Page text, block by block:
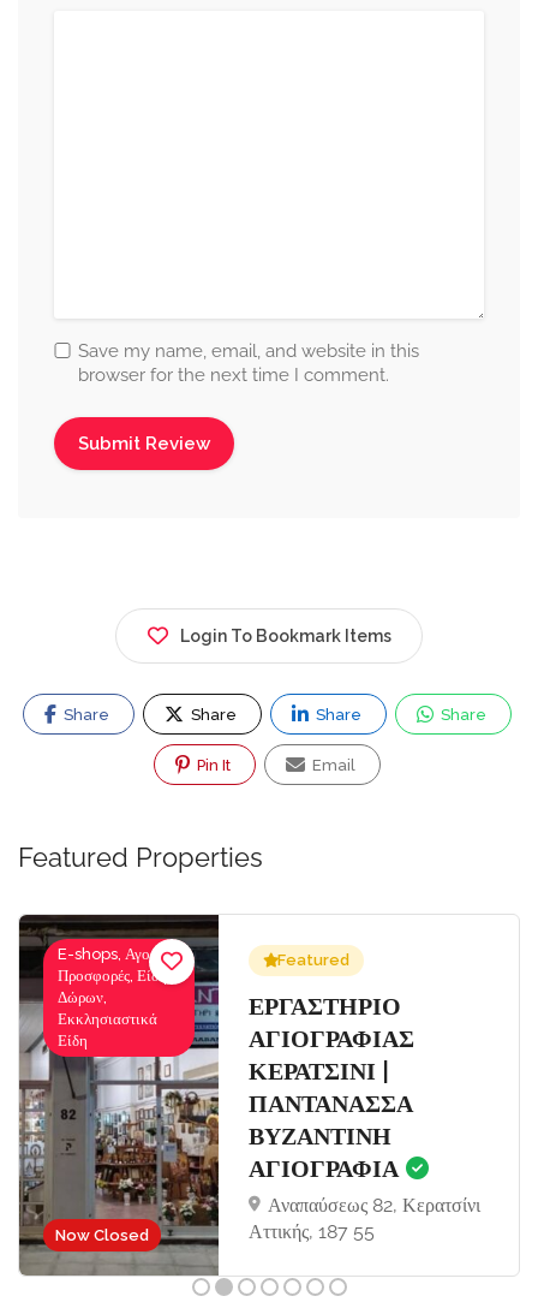
Save my name, email, and website in this
browser for the next time I comment.
Login To Bookmark Items
Share Share Share Share
Pin It Email
Featured Properties
Now Closed
E-shops, Αγορές-
Προσφορές, Είδη
Δώρων,
Εκκλησιαστικά
Είδη
Featured
ΕΡΓΑΣΤΗΡΙΟ
ΑΓΙΟΓΡΑΦΙΑΣ
ΚΕΡΑΤΣΙΝΙ |
ΠΑΝΤΑΝΑΣΣΑ
ΒΥΖΑΝΤΙΝΗ
ΑΓΙΟΓΡΑΦΙΑ
Αναπαύσεως 82, Κερατσίνι
Αττικής, 187 55